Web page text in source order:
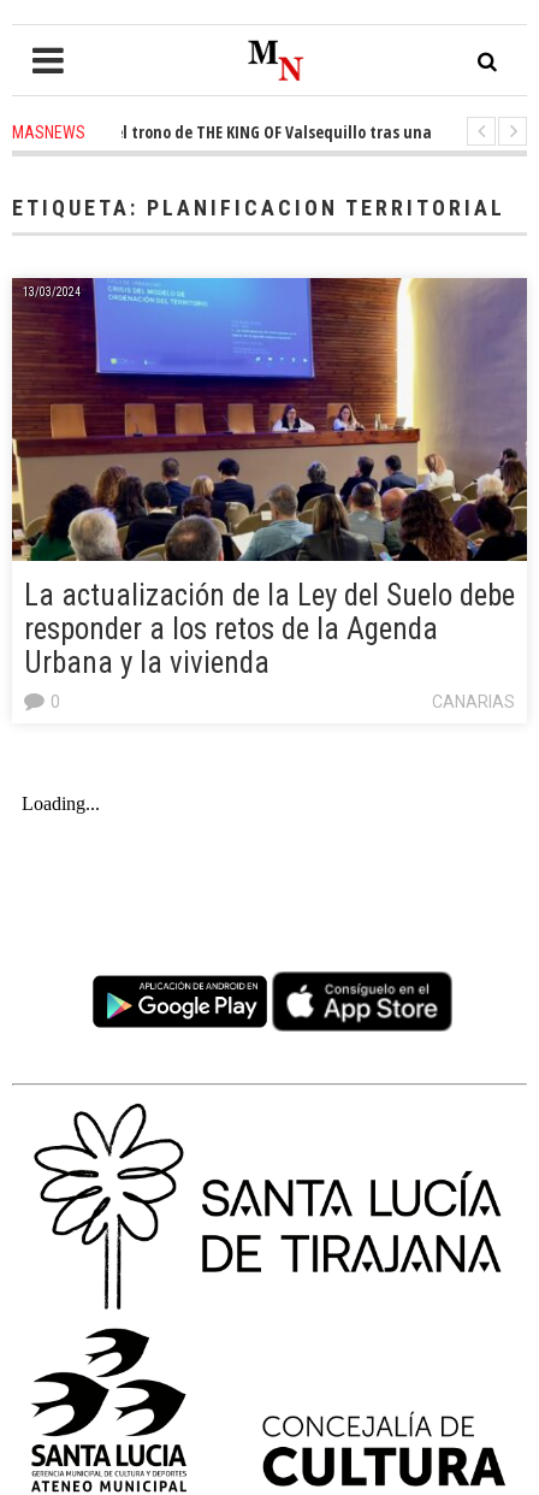
MASNEWSel trono de THE KING OF Valsequillo tras una jornada de
ETIQUETA: PLANIFICACION TERRITORIAL
13/03/2024
La actualización de la Ley del Suelo debe
responder a los retos de la Agenda
Urbana y la vivienda
CANARIAS
0